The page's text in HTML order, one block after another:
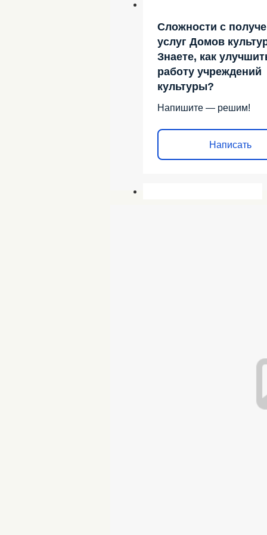
Сложности с
услуг Домов
Знаете, как
работу учреждений
культуры?
Напишите — решим!
Написать